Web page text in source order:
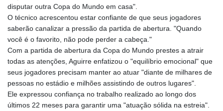
disputar outra Copa do Mundo em casa".
O técnico acrescentou estar confiante de que seus jogadores
saberão canalizar a pressão da partida de abertura. "Quando
você é o favorito, não pode perder a cabeça."
Com a partida de abertura da Copa do Mundo prestes a atrair
todas as atenções, Aguirre enfatizou o "equilíbrio emocional" que
seus jogadores precisam manter ao atuar "diante de milhares de
pessoas no estádio e milhões assistindo de outros lugares".
Ele expressou confiança no trabalho realizado ao longo dos
últimos 22 meses para garantir uma "atuação sólida na estreia".